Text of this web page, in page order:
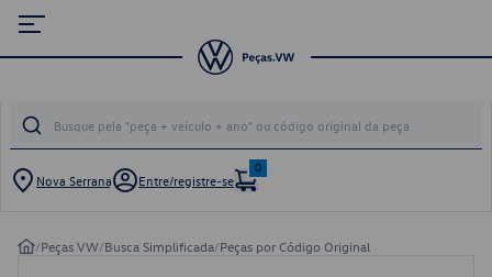
Nova Serrana Entre/registre-se
0
/Peças VW/Busca Simplificada/Peças por Código Original